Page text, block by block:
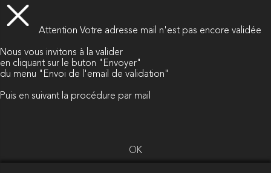
Attention Votre adresse mail n'est pas encore validée
Nous vous invitons à la valider
en cliquant sur le buton "Envoyer"
du menu "Envoi de l'email de validation"
Puis en suivant la procédure par mail
OK